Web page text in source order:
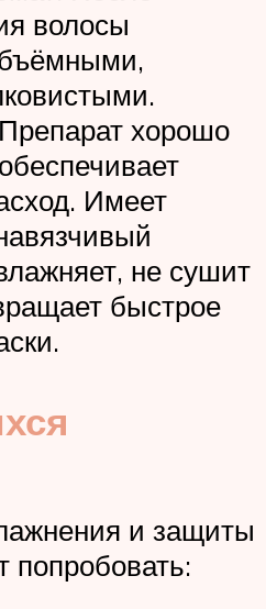
волосы
хорошо
Имеет
не сушит
быстрое
и защиты
попробовать: